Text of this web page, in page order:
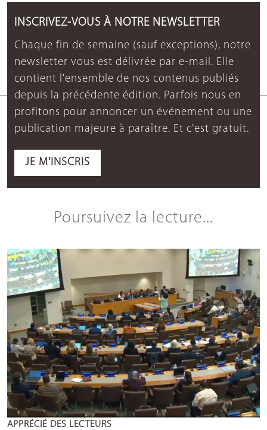
INSCRIVEZ-VOUS À NOTRE NEWSLETTER
Chaque fin de semaine (sauf exceptions), notre
newsletter vous est délivrée par e-mail. Elle
contient l'ensemble de nos contenus publiés
depuis la précédente édition. Parfois nous en
profitons pour annoncer un événement ou une
publication majeure à paraître. Et c'est gratuit.
JE M'INSCRIS
Poursuivez la lecture...
APPRÉCIÉ DES LECTEURS